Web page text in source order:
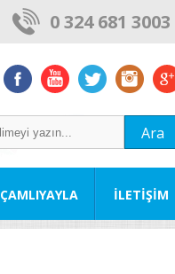
0 324 681 3003
Ara
ÇAMLIYAYLA İLETİŞİM